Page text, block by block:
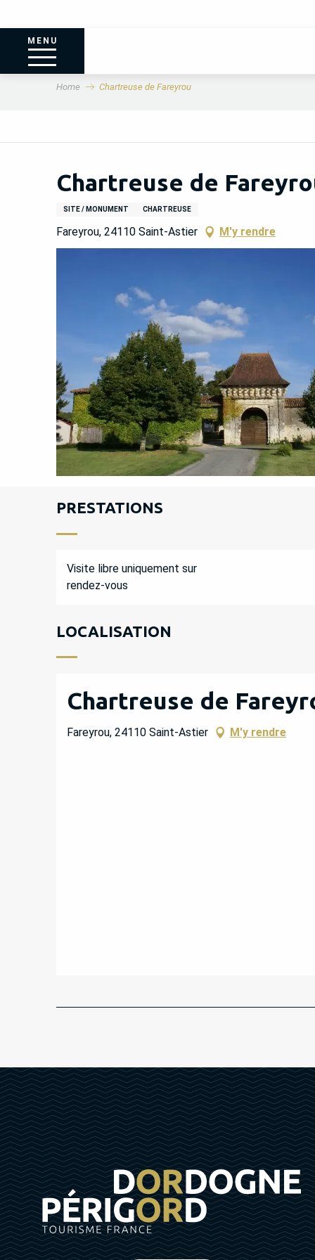
MENU
Home Chartreuse de Fareyrou
Chartreuse de
SITE / MONUMENT CHARTREUSE
Fareyrou, 24110 Saint-Astier M'y rendre
PRESTATIONS
Visite libre uniquement sur
rendez-vous
LOCALISATION
Chartreuse de
Fareyrou, 24110 Saint-Astier M'y rendre